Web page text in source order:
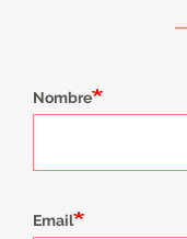
Nombre
Email